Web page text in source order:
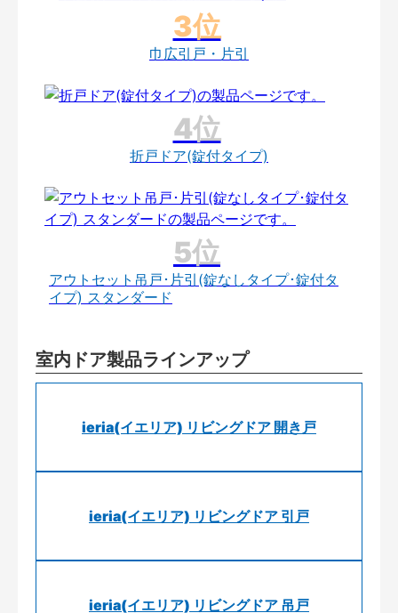
巾広引戸・片引
折戸ドア(錠付タイプ)
アウトセット吊戸･片引(錠なしタイプ･錠付タ
イプ) スタンダード
室内ドア製品ラインアップ
ieria(イエリア) リビングドア 開き戸
ieria(イエリア) リビングドア 引戸
ieria(イエリア) リビングドア 吊戸